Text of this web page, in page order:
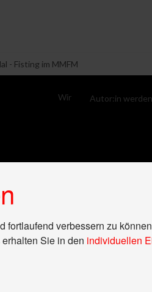
- Fisting im MMFM
Wir Autor:in werden
fortlaufend verbessern zu
Sie in den individuellen